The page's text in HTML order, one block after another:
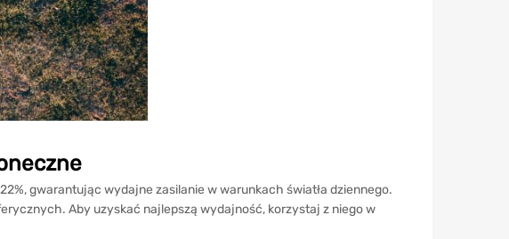
gwarantując wydajne zasilanie w warunkach światła dziennego.
Aby uzyskać najlepszą wydajność, korzystaj z niego w